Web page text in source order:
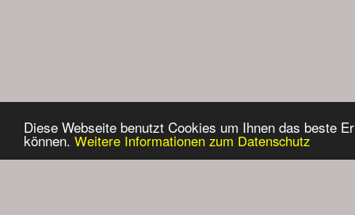
Diese Webseite benutzt Cookies um Ihnen das beste
können. Weitere Informationen zum Datenschutz